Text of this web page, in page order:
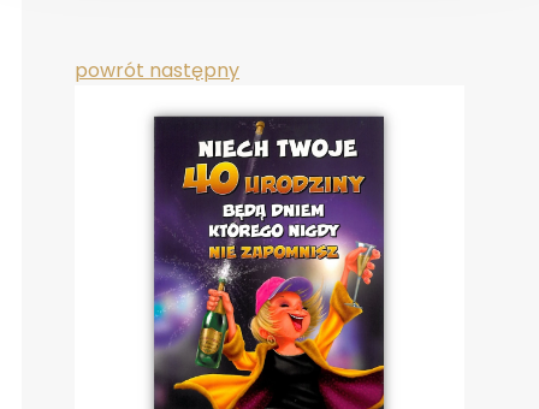
powrót następny